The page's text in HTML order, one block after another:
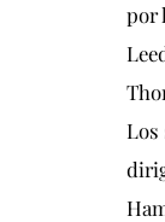
por
Los